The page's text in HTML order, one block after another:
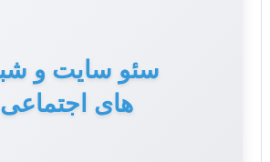
سئو سایت و
های اجتماعی